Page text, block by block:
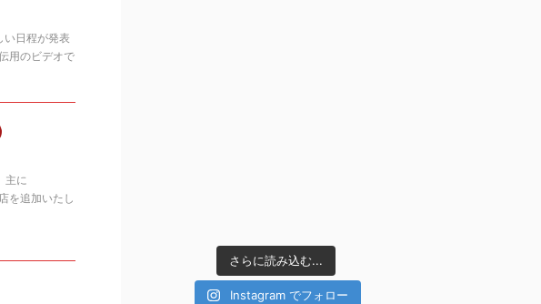
い日程が発表
用のビデオで
主に
を追加いたし
さらに読み込む...
Instagram でフォロー